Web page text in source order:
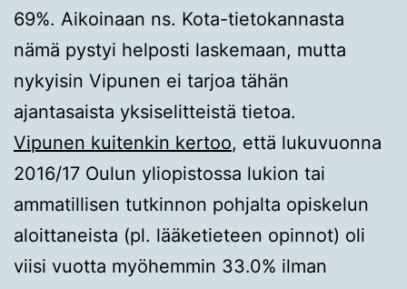
69%. Aikoinaan ns. Kota-tietokannasta
nämä pystyi helposti laskemaan, mutta
nykyisin Vipunen ei tarjoa tähän
ajantasaista yksiselitteistä tietoa.
Vipunen kuitenkin kertoo, että lukuvuonna
2016/17 Oulun yliopistossa lukion tai
ammatillisen tutkinnon pohjalta opiskelun
aloittaneista (pl. lääketieteen opinnot) oli
viisi vuotta myöhemmin 33.0% ilman